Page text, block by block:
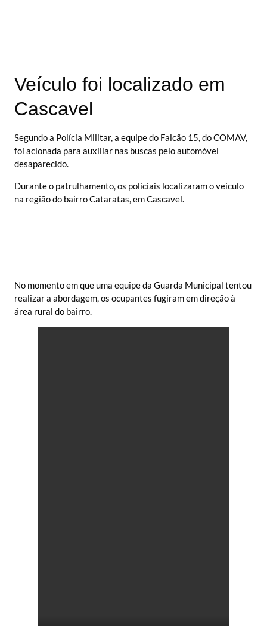
Veículo foi localizado em
Cascavel
Segundo a Polícia Militar, a equipe do Falcão 15, do COMAV,
foi acionada para auxiliar nas buscas pelo automóvel
desaparecido.
Durante o patrulhamento, os policiais localizaram o veículo
na região do bairro Cataratas, em Cascavel.
No momento em que uma equipe da Guarda Municipal tentou
realizar a abordagem, os ocupantes fugiram em direção à
área rural do bairro.